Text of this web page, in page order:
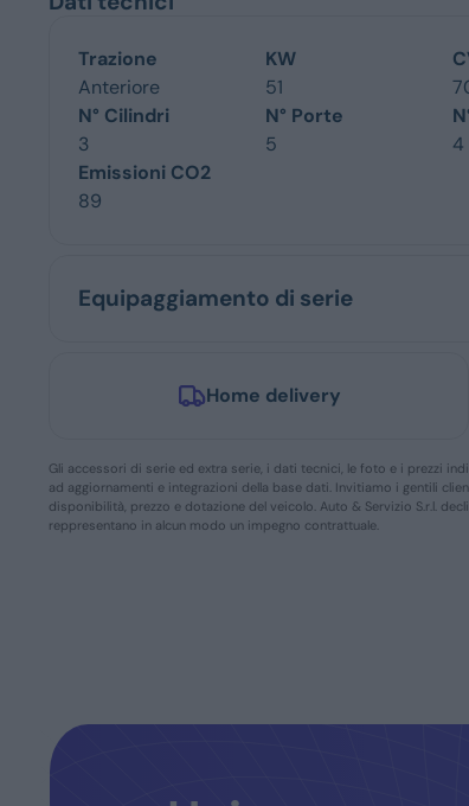
Trazione
Anteriore
KW
51
N° Cilindri
3
N° Porte
5
4
Emissioni CO2
89
Equipaggiamento di serie
Home delivery
Gli accessori di serie ed extra serie, i dati tecnici, le foto e i prezzi
ad aggiornamenti e integrazioni della base dati. Invitiamo i gentili
disponibilità, prezzo e dotazione del veicolo. Auto & Servizio S.r.l.
reppresentano in alcun modo un impegno contrattuale.